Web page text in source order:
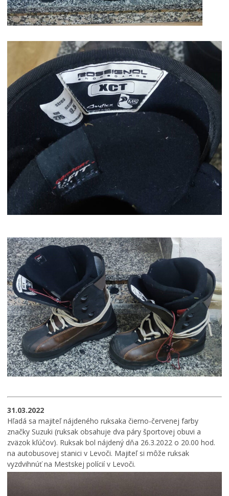
31.03.2022
Hľadá sa majiteľ nájdeného ruksaka čierno-červenej farby
značky Suzuki (ruksak obsahuje dva páry športovej obuvi a
zväzok kľúčov). Ruksak bol nájdený dňa 26.3.2022 o 20.00 hod.
na autobusovej stanici v Levoči. Majiteľ si môže ruksak
vyzdvihnúť na Mestskej polícií v Levoči.